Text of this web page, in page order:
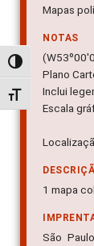
Alternar alto
Alternar
Mapas
NOTAS
Plano
Inclui
Escala
1 mapa
São